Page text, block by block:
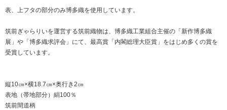
表、上フタの部分のみ博多織を使用しています。
筑前ぎゃらりいを運営する筑前織物は、博多織工業組合主催の「新作博多織
展」や「博多織求評会」にて、最高賞「内閣総理大臣賞」をはじめ多くの賞を
受賞しています。
縦10㎝×横18.7㎝×奥行き2㎝
表地（帯地部分）絹100％
筑前間道柄